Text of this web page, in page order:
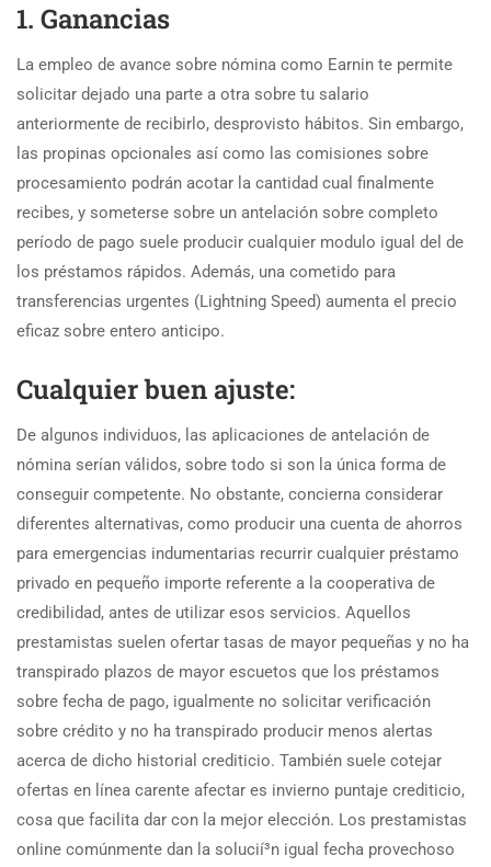
1. Ganancias
La empleo de avance sobre nómina como Earnin te permite
solicitar dejado una parte a otra sobre tu salario
anteriormente de recibirlo, desprovisto hábitos. Sin embargo,
las propinas opcionales así­ como las comisiones sobre
procesamiento podrán acotar la cantidad cual finalmente
recibes, y someterse sobre un antelación sobre completo
período de pago suele producir cualquier modulo igual del de
los préstamos rápidos. Además, una cometido para
transferencias urgentes (Lightning Speed) aumenta el precio
eficaz sobre entero anticipo.
Cualquier buen ajuste:
De algunos individuos, las aplicaciones de antelación de
nómina serían válidos, sobre todo si son la única forma de
conseguir competente. No obstante, concierna considerar
diferentes alternativas, como producir una cuenta de ahorros
para emergencias indumentarias recurrir cualquier préstamo
privado en pequeño importe referente a la cooperativa de
credibilidad, antes de utilizar esos servicios. Aquellos
prestamistas suelen ofertar tasas de mayor pequeñas y no ha
transpirado plazos de mayor escuetos que los préstamos
sobre fecha de pago, igualmente no solicitar verificación
sobre crédito y no ha transpirado producir menos alertas
acerca de dicho historial crediticio. También suele cotejar
ofertas en línea carente afectar es invierno puntaje crediticio,
cosa que facilita dar con la mejor elección. Los prestamistas
online comúnmente dan la solucií³n igual fecha provechoso